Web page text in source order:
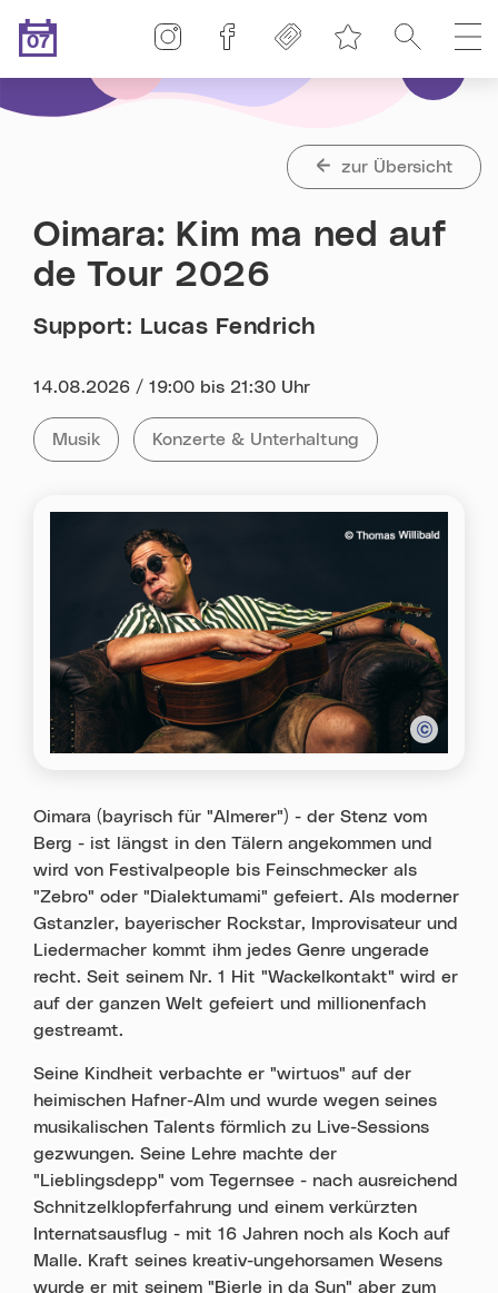
Heute ist der
07
Suche
Freikarten
Linz-Termine auf Facebook
Linz-Termine auf Instagram
zur Übersicht
Oimara: Kim ma ned auf
de Tour 2026
Support: Lucas Fendrich
Datum:
14.08.2026 / 19:00 bis 21:30 Uhr
Kategorie:
Alle Veranstaltungen der Kategorie
Musik Tag:Alle Veranstaltungen mit dem Tag
Konzerte & Unterhaltung
Oimara (bayrisch für "Almerer") - der Stenz vom
Berg - ist längst in den Tälern angekommen und
wird von Festivalpeople bis Feinschmecker als
"Zebro" oder "Dialektumami" gefeiert. Als moderner
Gstanzler, bayerischer Rockstar, Improvisateur und
Liedermacher kommt ihm jedes Genre ungerade
recht. Seit seinem Nr. 1 Hit "Wackelkontakt" wird er
auf der ganzen Welt gefeiert und millionenfach
gestreamt.
Seine Kindheit verbachte er "wirtuos" auf der
heimischen Hafner-Alm und wurde wegen seines
musikalischen Talents förmlich zu Live-Sessions
gezwungen. Seine Lehre machte der
"Lieblingsdepp" vom Tegernsee - nach ausreichend
Schnitzelklopferfahrung und einem verkürzten
Internatsausflug - mit 16 Jahren noch als Koch auf
Malle. Kraft seines kreativ-ungehorsamen Wesens
wurde er mit seinem "Bierle in da Sun" aber zum